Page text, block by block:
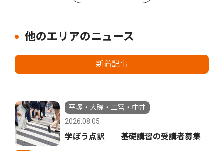
他のエリアのニュース
新着記事
平塚・大磯・二宮・中井
2026.08.05
学ぼう点訳 基礎講習の受講者募集